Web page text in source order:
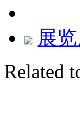
展
Related